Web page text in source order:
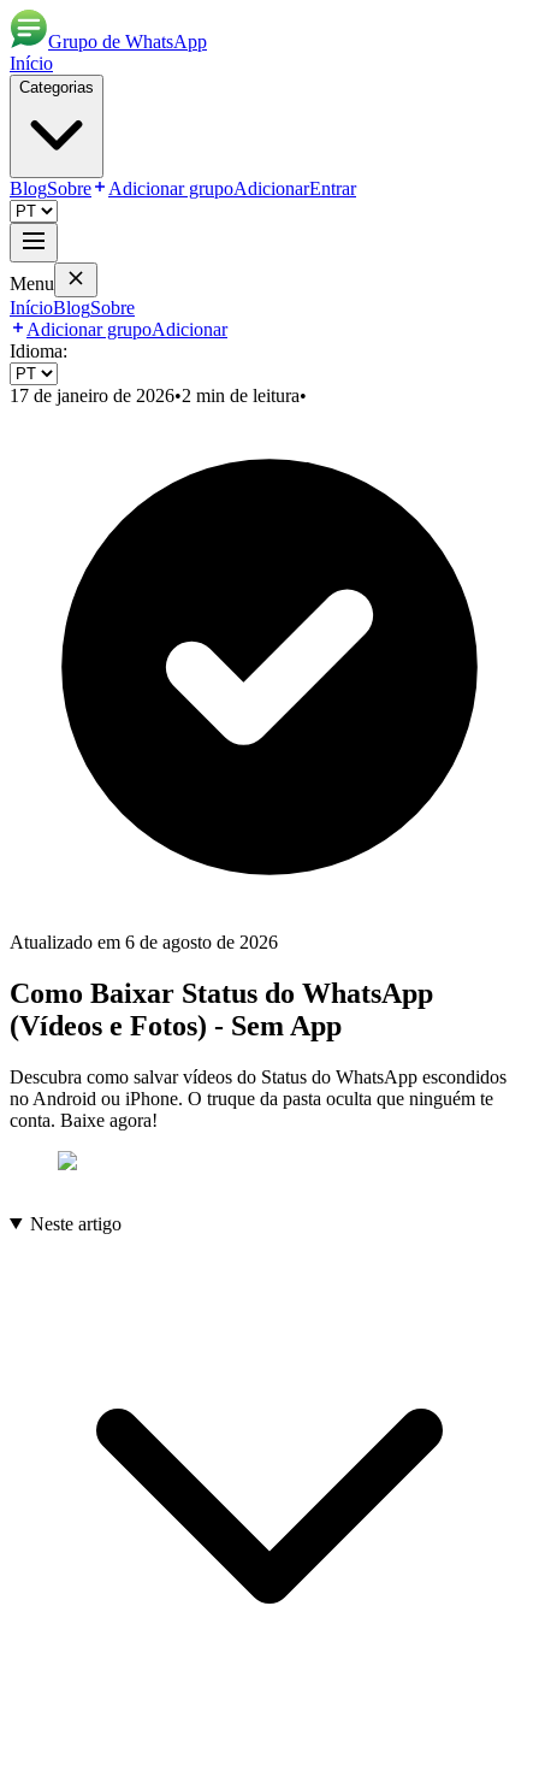
Grupo de WhatsApp
Início
Categorias
BlogSobre Adicionar grupoAdicionarEntrar
Menu
InícioBlogSobre
Adicionar grupoAdicionar
Idioma:
17 de janeiro de 2026•2 min de leitura•
Atualizado em 6 de agosto de 2026
Como Baixar Status do WhatsApp
(Vídeos e Fotos) - Sem App
Descubra como salvar vídeos do Status do WhatsApp escondidos
no Android ou iPhone. O truque da pasta oculta que ninguém te
conta. Baixe agora!
Neste artigo